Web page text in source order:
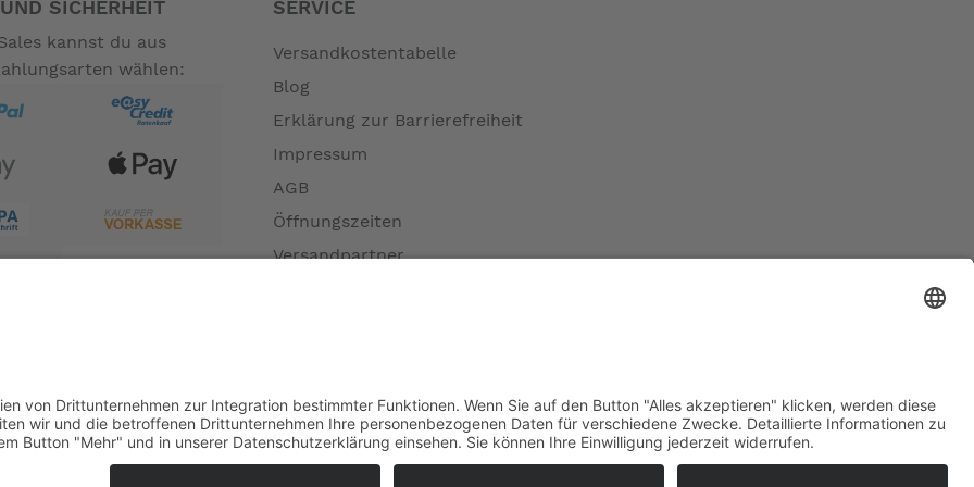
SICHERHEIT
kannst du aus
wählen:
SERVICE
Versandkostentabelle
Blog
Erklärung zur Barrierefreiheit
Impressum
AGB
Öffnungszeiten
Versandpartner
Widerrufsrecht MS
Widerrufsrecht bei Reparatur